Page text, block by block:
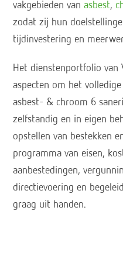
vakgebieden vanasbest,
zodat zij hun
tijdinvestering en
Het dienstenportfolio van
aspecten om het
asbest- & chroom 6
zelfstandig en in eigen
opstellen van bestekken
programma van eisen,
aanbestedingen,
directievoering en
graag uit handen.